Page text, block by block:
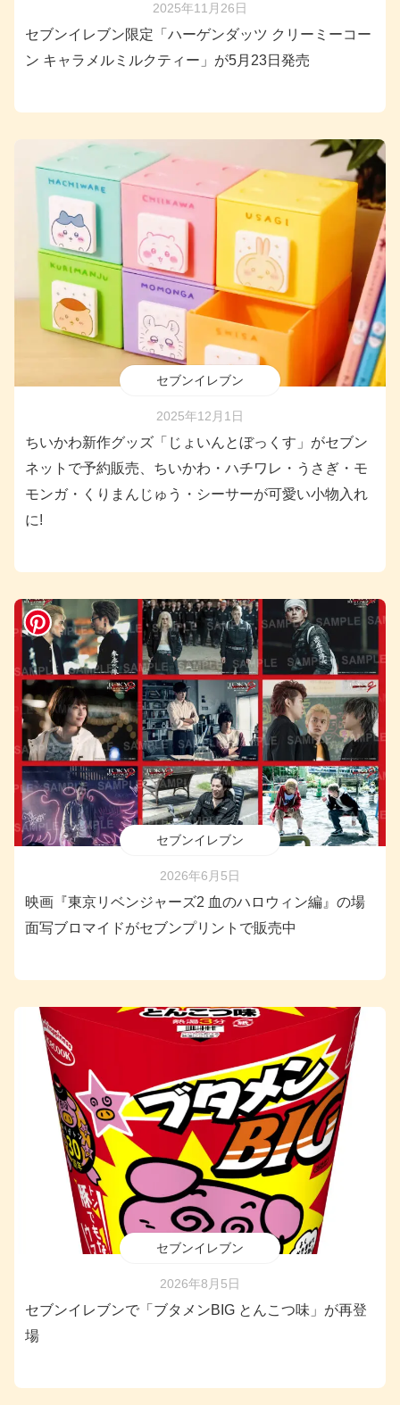
2025年11月26日
セブンイレブン限定「ハーゲンダッツ クリーミーコー
ン キャラメルミルクティー」が5月23日発売
セブンイレブン
2025年12月1日
ちいかわ新作グッズ「じょいんとぼっくす」がセブン
ネットで予約販売、ちいかわ・ハチワレ・うさぎ・モ
モンガ・くりまんじゅう・シーサーが可愛い小物入れ
に!
セブンイレブン
2026年6月5日
映画『東京リベンジャーズ2 血のハロウィン編』の場
面写ブロマイドがセブンプリントで販売中
セブンイレブン
2026年8月5日
セブンイレブンで「ブタメンBIG とんこつ味」が再登
場